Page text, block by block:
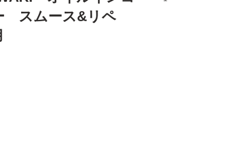
スムース&リペ